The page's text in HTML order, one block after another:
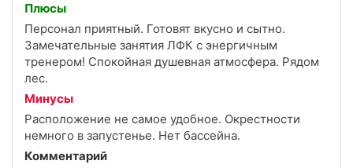
Плюсы
Персонал приятный. Готовят вкусно и сытно.
Замечательные занятия ЛФК с энергичным
тренером! Спокойная душевная атмосфера. Рядом
лес.
Минусы
Расположение не самое удобное. Окрестности
немного в запустенье. Нет бассейна.
Комментарий